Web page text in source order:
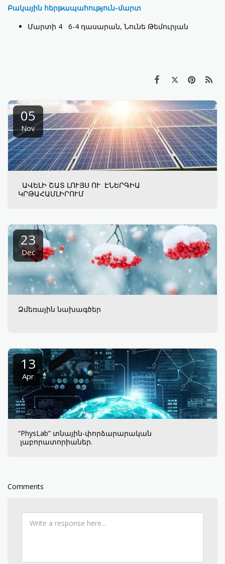
Բակային հերթապահություն-մարտ
Մարտի 4 6-4 դասարան, Նունե Թեմուրյան
05
Nov
ԱՎԵԼԻ ՇԱՏ ԼՈՒՅՍ ՈՒ ԷՆԵՐԳԻԱ
ԿՐԹԱՀԱՄԼԻՐՈՒՄ
23
Dec
Ձմեռային նախագծեր
13
Apr
“PhysLab” տնային-փորձարարական
լաբորատորիաներ.
Comments